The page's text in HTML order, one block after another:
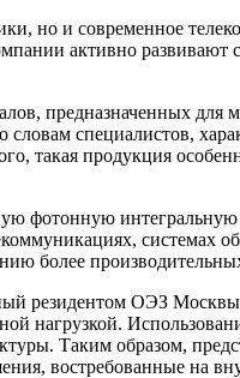
но и современное
активно
предназначенных
специалистов,
такая продукция
фотонную
системах
более
резидентом ОЭЗ
Таким образом,
востребованные на